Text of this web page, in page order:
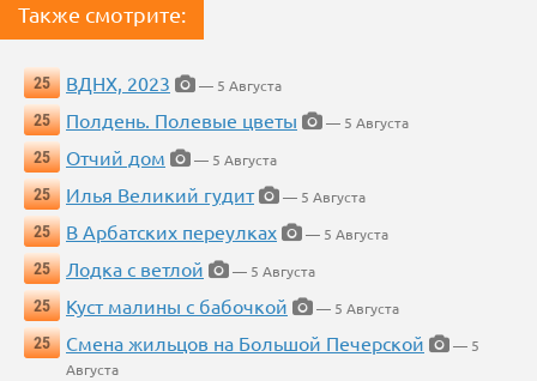
Также смотрите:
25 ВДНХ, 2023
— 5 Августа
25
Полдень. Полевые цветы
— 5 Августа
25
Отчий дом
— 5 Августа
25
Илья Великий гудит
— 5 Августа
25
В Арбатских переулках
— 5 Августа
25
Лодка с ветлой
— 5 Августа
25
Куст малины с бабочкой
— 5 Августа
25
Смена жильцов на Большой Печерской
— 5
Августа